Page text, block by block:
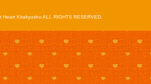
Heart Kitakyushu ALL RIGHTS RESERVED.